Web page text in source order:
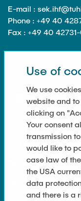
Dr. Jasmin
Anand Dubey
Kevin Erkelenz
Johanna Gleichauf
Thomas Jaschke
Nadja Lamann
Hui Lu
Prof. Dr.-Ing
Lukas Reinhold
Stanislav Samis
Sebastian
Anton Sieganschin
E-mail :
Phone : +49 40
Fax : +49 40
SOCIAL MEDIA
Privacy Policy
Imprint
Use of
We use
website and
clicking on
Your consent
transmission
would like to
case law of
the USA
data
and there is a